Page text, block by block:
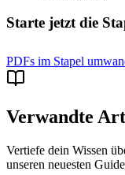
Starte jetzt die
PDFs im Stapel
Verwandte
Vertiefe dein Wissen
unseren neuesten